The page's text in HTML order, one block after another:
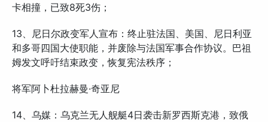
卡相撞，已致8死3伤；
13、尼日尔政变军人宣布：终止驻法国、美国、尼日利亚
和多哥四国大使职能，并废除与法国军事合作协议。巴祖
姆发文呼吁结束政变，恢复宪法秩序；
将军阿卜杜拉赫曼·奇亚尼
14、乌媒：乌克兰无人舰艇4日袭击新罗西斯克港，致俄